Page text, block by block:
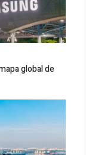
global de